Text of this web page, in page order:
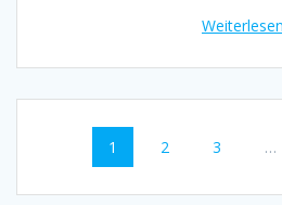
Weiterlesen
Seite
1 Seite
2 Seite
3 …